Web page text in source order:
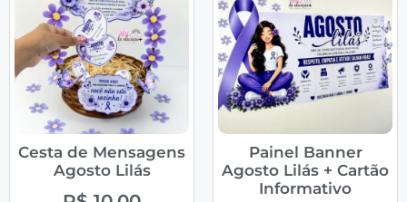
Cesta de Mensagens
Agosto Lilás
Painel Banner
Agosto Lilás + Cartão
Informativo